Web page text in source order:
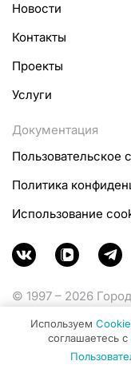
Новости
Контакты
Проекты
Услуги
Документация
Пользовательское
Политика
Использование
© 1997 – 2026
Министерства
коммуникаций
Используем Cookie
соглашаетесь с